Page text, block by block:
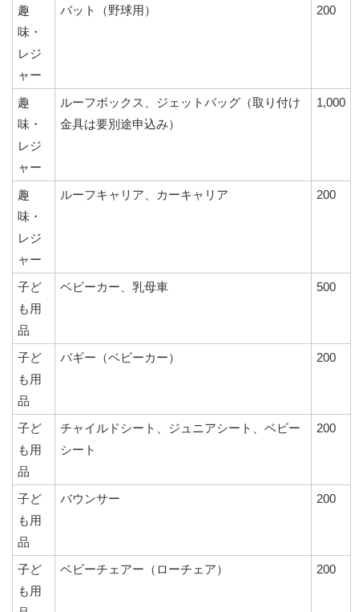
趣
味・
レジ
ャー
バット（野球用） 200
趣
味・
レジ
ャー
ルーフボックス、ジェットバッグ（取り付け
金具は要別途申込み）
1,000
趣
味・
レジ
ャー
ルーフキャリア、カーキャリア 200
子ど
も用
品
ベビーカー、乳母車 500
子ど
も用
品
バギー（ベビーカー） 200
子ど
も用
品
チャイルドシート、ジュニアシート、ベビー
シート
200
子ど
も用
品
バウンサー 200
子ど
も用
ベビーチェアー（ローチェア） 200